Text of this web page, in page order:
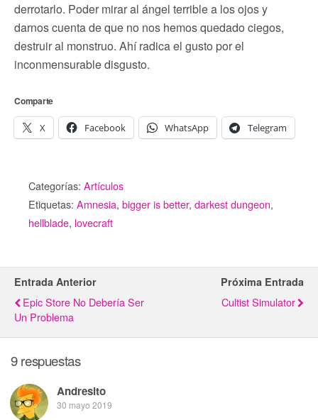
derrotarlo. Poder mirar al ángel terrible a los ojos y
darnos cuenta de que no nos hemos quedado ciegos,
destruir al monstruo. Ahí radica el gusto por el
inconmensurable disgusto.
Comparte
X Facebook WhatsApp Telegram
Categorías: Artículos
Etiquetas: Amnesia, bigger is better, darkest dungeon,
hellblade, lovecraft
Entrada Anterior
Epic Store No Debería Ser
Un Problema
Próxima Entrada
Cultist Simulator
9 respuestas
Andresito
30 mayo 2019